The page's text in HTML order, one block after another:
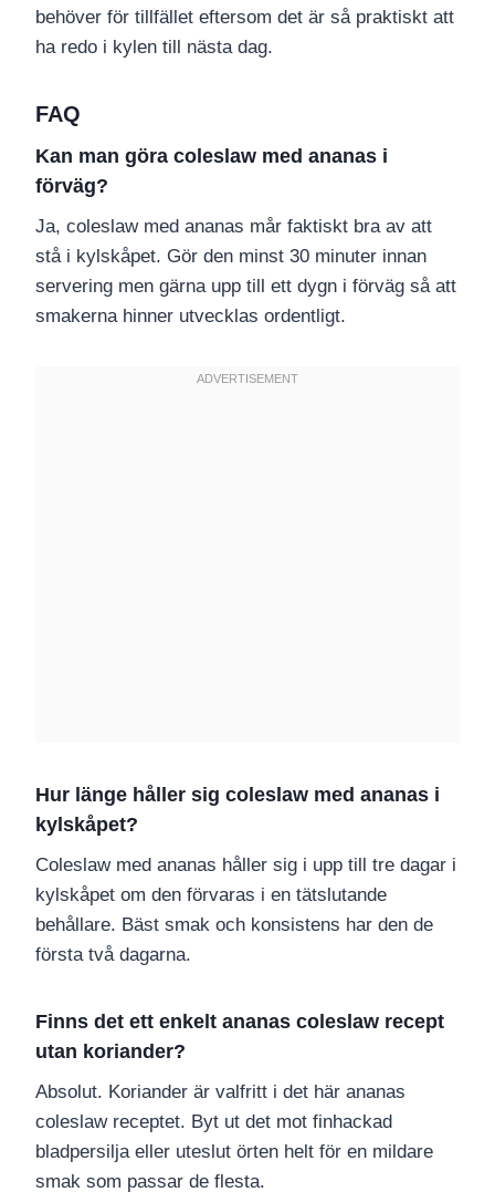
behöver för tillfället eftersom det är så praktiskt att
ha redo i kylen till nästa dag.
FAQ
Kan man göra coleslaw med ananas i
förväg?
Ja, coleslaw med ananas mår faktiskt bra av att
stå i kylskåpet. Gör den minst 30 minuter innan
servering men gärna upp till ett dygn i förväg så att
smakerna hinner utvecklas ordentligt.
Hur länge håller sig coleslaw med ananas i
kylskåpet?
Coleslaw med ananas håller sig i upp till tre dagar i
kylskåpet om den förvaras i en tätslutande
behållare. Bäst smak och konsistens har den de
första två dagarna.
Finns det ett enkelt ananas coleslaw recept
utan koriander?
Absolut. Koriander är valfritt i det här ananas
coleslaw receptet. Byt ut det mot finhackad
bladpersilja eller uteslut örten helt för en mildare
smak som passar de flesta.